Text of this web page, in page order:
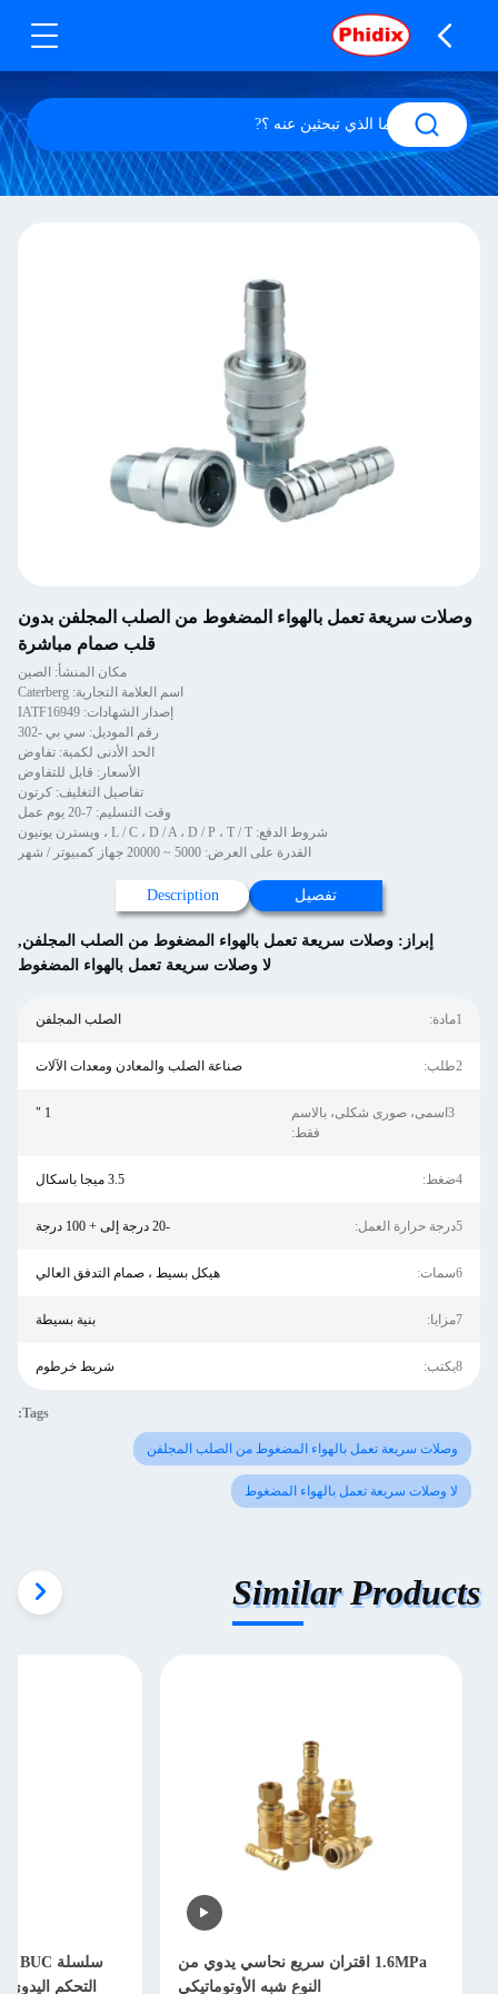
وصلات سريعة تعمل بالهواء المضغوط من الصلب المجلفن بدون
قلب صمام مباشرة
مكان المنشأ: الصين
اسم العلامة التجارية: Caterberg
إصدار الشهادات: IATF16949
رقم الموديل: سي بي -302
الحد الأدنى لكمية: تفاوض
الأسعار: قابل للتفاوض
تفاصيل التغليف: كرتون
وقت التسليم: 7-20 يوم عمل
شروط الدفع: L / C ، D / A ، D / P ، T / T ، ويسترن يونيون
القدرة على العرض: 5000 ~ 20000 جهاز كمبيوتر / شهر
تفصيل Description
إبراز: وصلات سريعة تعمل بالهواء المضغوط من الصلب المجلفن,
لا وصلات سريعة تعمل بالهواء المضغوط
1مادة: الصلب المجلفن
2طلب: صناعة الصلب والمعادن ومعدات الآلات
3اسمى، صورى شكلى، بالاسم
فقط:
1 "
4ضغط: 3.5 ميجا باسكال
5درجة حرارة العمل: -20 درجة إلى + 100 درجة
6سمات: هيكل بسيط ، صمام التدفق العالي
7مزايا: بنية بسيطة
8يكتب: شريط خرطوم
Tags:
وصلات سريعة تعمل بالهواء المضغوط من الصلب المجلفن
لا وصلات سريعة تعمل بالهواء المضغوط
Similar Products
1.6MPa اقتران سريع نحاسي يدوي من
النوع شبه الأوتوماتيكي
التحكم